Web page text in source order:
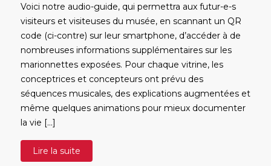
Voici notre audio-guide, qui permettra aux futur-e-s
visiteurs et visiteuses du musée, en scannant un QR
code (ci-contre) sur leur smartphone, d’accéder à de
nombreuses informations supplémentaires sur les
marionnettes exposées. Pour chaque vitrine, les
conceptrices et concepteurs ont prévu des
séquences musicales, des explications augmentées et
même quelques animations pour mieux documenter
la vie […]
Lire la suite